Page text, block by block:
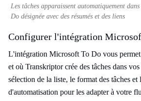
Les tâches apparaissent automatiquement
Do désignée avec des résumés et des liens
Configurer l'intégration
L'intégration Microsoft To Do vous
et où Transkriptor crée des tâches dans
sélection de la liste, le format des tâches et
d'automatisation pour les adapter à votre